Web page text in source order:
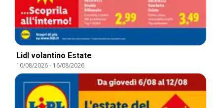
Lidl volantino Estate
10/08/2026- 16/08/2026